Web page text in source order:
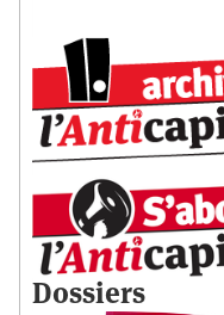
Dossiers